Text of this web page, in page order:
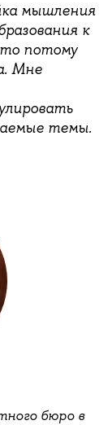
мышления
к
потому
Мне
темы.
бюро в